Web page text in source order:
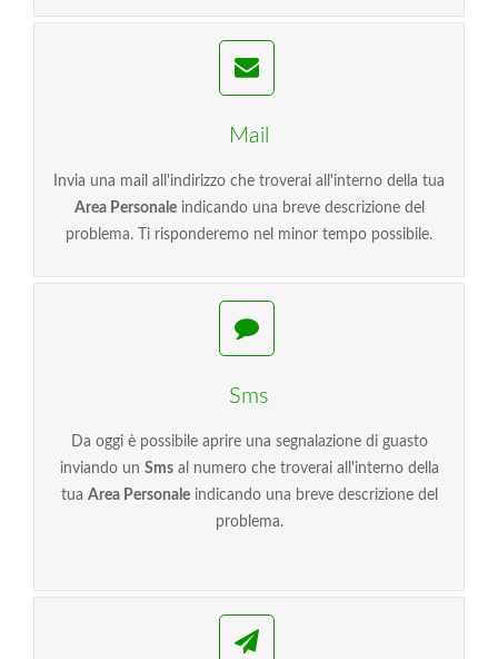
Mail
Invia una mail all'indirizzo che troverai all'interno della tua
Area Personaleindicando una breve descrizione del
problema. Ti risponderemo nel minor tempo possibile.
Sms
Da oggi è possibile aprire una segnalazione di guasto
inviando un Smsal numero che troverai all'interno della
tua Area Personaleindicando una breve descrizione del
problema.